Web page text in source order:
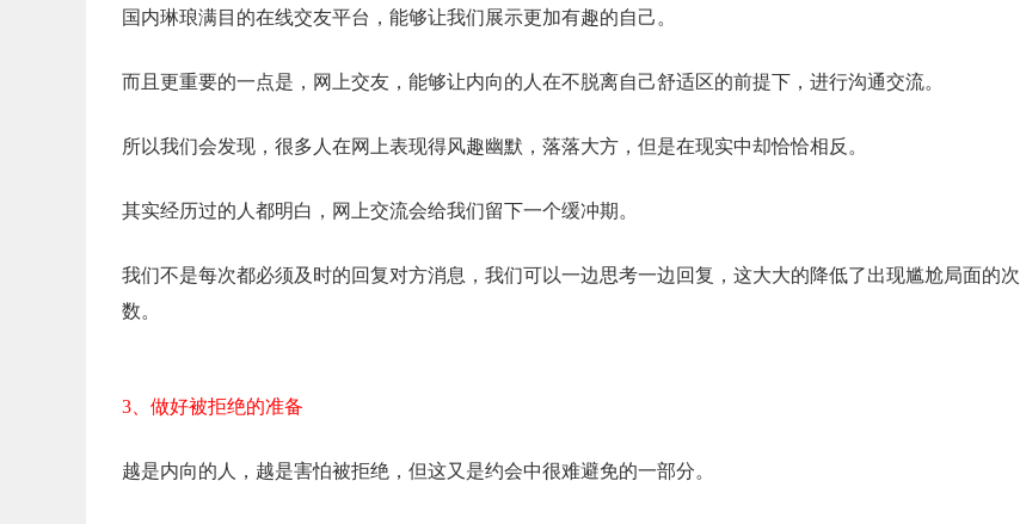
国内琳琅满目的在线交友平台，能够让我们展示更加有趣的自己。
而且更重要的一点是，网上交友，能够让内向的人在不脱离自己舒适区的前提下，进行沟通交流。
所以我们会发现，很多人在网上表现得风趣幽默，落落大方，但是在现实中却恰恰相反。
其实经历过的人都明白，网上交流会给我们留下一个缓冲期。
我们不是每次都必须及时的回复对方消息，我们可以一边思考一边回复，这大大的降低了出现尴尬局面的次
数。
3、做好被拒绝的准备
越是内向的人，越是害怕被拒绝，但这又是约会中很难避免的一部分。